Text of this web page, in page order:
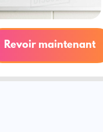
Revoir maintenant